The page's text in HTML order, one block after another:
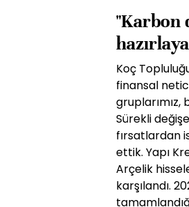
"Karbon
Koç
finansal
Sürekli
fırsatlardan
ettik. Yapı
Arçelik
karşılandı.